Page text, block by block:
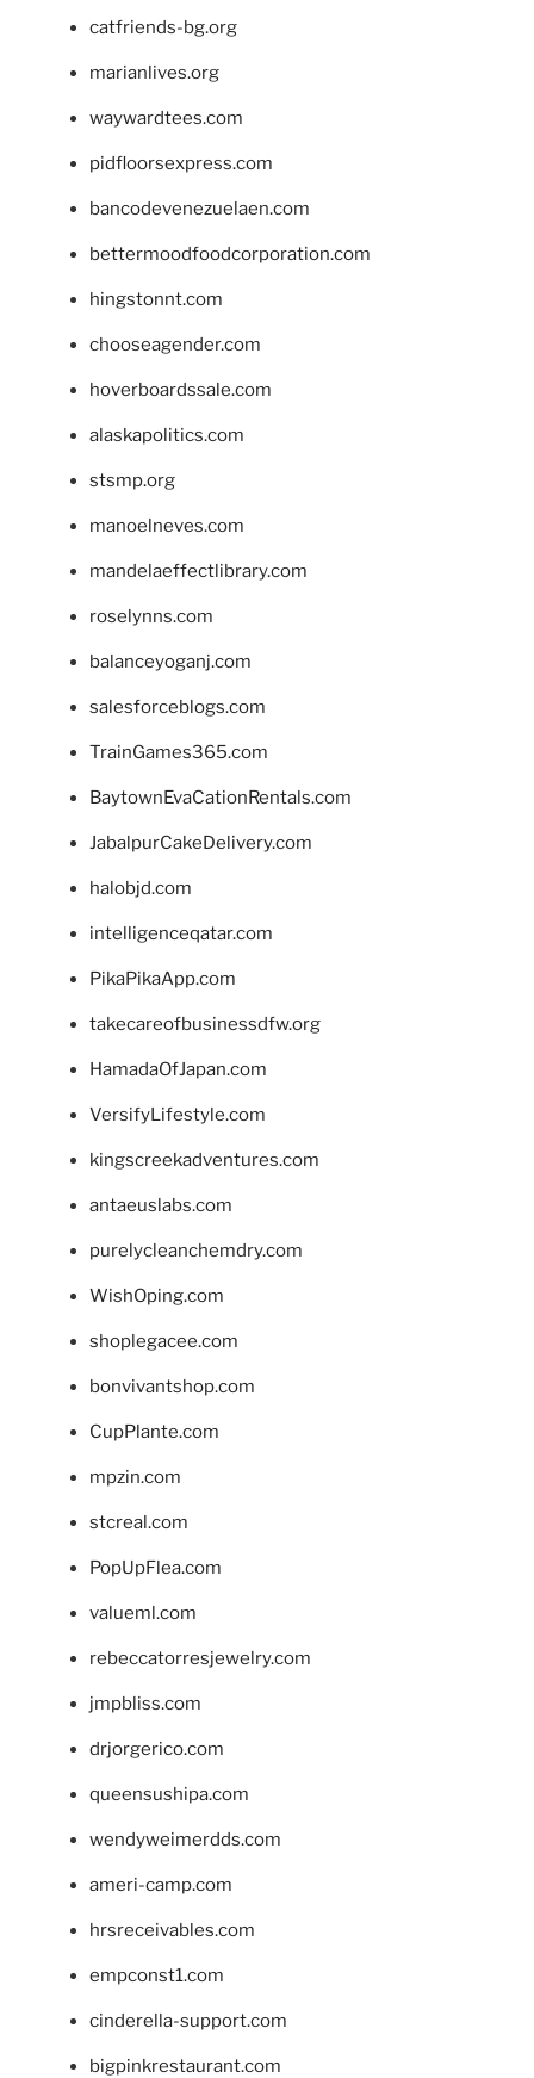
catfriends-bg.org
marianlives.org
waywardtees.com
pidfloorsexpress.com
bancodevenezuelaen.com
bettermoodfoodcorporation.com
hingstonnt.com
chooseagender.com
hoverboardssale.com
alaskapolitics.com
stsmp.org
manoelneves.com
mandelaeffectlibrary.com
roselynns.com
balanceyoganj.com
salesforceblogs.com
TrainGames365.com
BaytownEvaCationRentals.com
JabalpurCakeDelivery.com
halobjd.com
intelligenceqatar.com
PikaPikaApp.com
takecareofbusinessdfw.org
HamadaOfJapan.com
VersifyLifestyle.com
kingscreekadventures.com
antaeuslabs.com
purelycleanchemdry.com
WishOping.com
shoplegacee.com
bonvivantshop.com
CupPlante.com
mpzin.com
stcreal.com
PopUpFlea.com
valueml.com
rebeccatorresjewelry.com
jmpbliss.com
drjorgerico.com
queensushipa.com
wendyweimerdds.com
ameri-camp.com
hrsreceivables.com
empconst1.com
cinderella-support.com
bigpinkrestaurant.com